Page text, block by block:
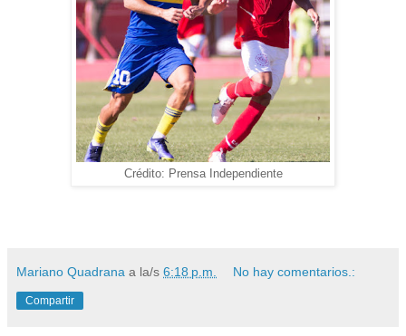
Crédito: Prensa Independiente
Mariano Quadrana a la/s 6:18 p.m. No hay comentarios.:
Compartir